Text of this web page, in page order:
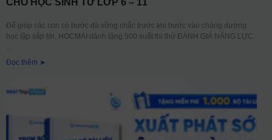
CHO HỌC SINH TỪ LỚP 6 – 11
Để giúp các con có bước đà vững chắc trước khi bước vào chặng đường
học tập sắp tới, HOCMAI dành tặng 500 suất thi thử ĐÁNH GIÁ NĂNG LỰC.
Đọc thêm ➤